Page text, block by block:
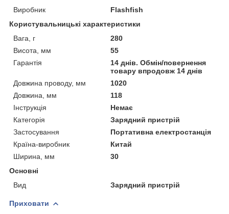
Виробник
Flashfish
Користувальницькі характеристики
Вага, г
280
Висота, мм
55
Гарантія
14 днів. Обмін/повернення
товару впродовж 14 днів
Довжина проводу, мм
1020
Довжина, мм
118
Інструкція
Немає
Категорія
Зарядний пристрій
Застосування
Портативна електростанція
Країна-виробник
Китай
Ширина, мм
30
Основні
Вид
Зарядний пристрій
Приховати